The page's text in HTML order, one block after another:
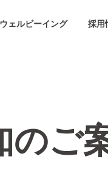
ウェルビーイング 採用
のご